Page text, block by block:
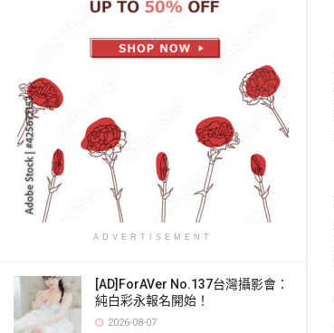
ADVERTISEMENT
[AD]ForAVer No.137台灣攝影會：
純白彩永報名開始！
2026-08-07